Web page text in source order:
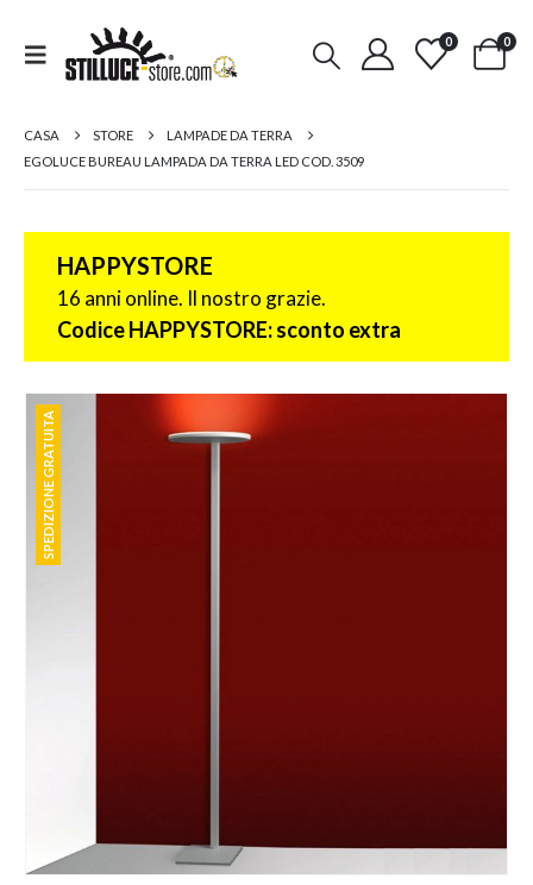
0 0
CASA STORE
LAMPADE DA TERRA
EGOLUCE BUREAU LAMPADA DA TERRA LED COD. 3509
HAPPYSTORE
16 anni online. Il nostro grazie.
Codice HAPPYSTORE: sconto extra
SPEDIZIONE GRATUITA
SPEDIZIONE GRATUITA